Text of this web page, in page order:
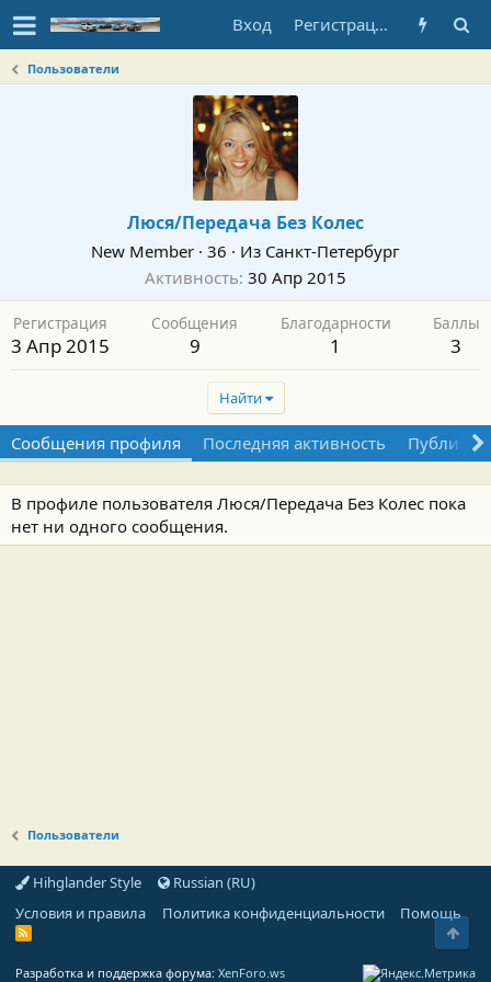
Вход Регистрация
Пользователи
Люся/Передача Без Колес
New Member · 36 · Из Санкт-Петербург
Активность 30 Апр 2015
Регистрация
3 Апр 2015
Сообщения
9
Благодарности
1
Баллы
3
Найти
Сообщения профиля Последняя активность
В профиле пользователя Люся/Передача Без Колес пока
нет ни одного сообщения.
Пользователи
Hihglander Style
Russian (RU)
Условия и правила
Политика конфиденциальности Помощь
R
Разработка и поддержка форума: XenForo.ws